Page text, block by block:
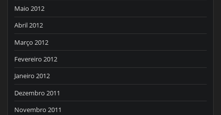
Maio 2012
Abril 2012
Março 2012
Fevereiro 2012
Janeiro 2012
Dezembro 2011
Novembro 2011